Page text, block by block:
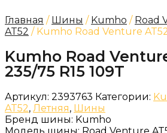
Главная / Шины / Kumho / Road
AT52 / Kumho Road Venture
Kumho Road
235/75 R15 109T
Артикул: 2393763 Категории:
AT52, Летняя, Шины
Бренд шины: Kumho